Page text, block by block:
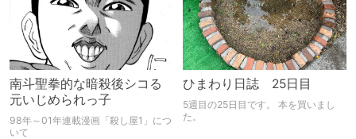
南斗聖拳的な暗殺後シコる
元いじめられっ子
98年～01年連載漫画「殺し屋1」につ
いて
ひまわり日誌 25日目
5週目の25日目です。 本を買いまし
た。